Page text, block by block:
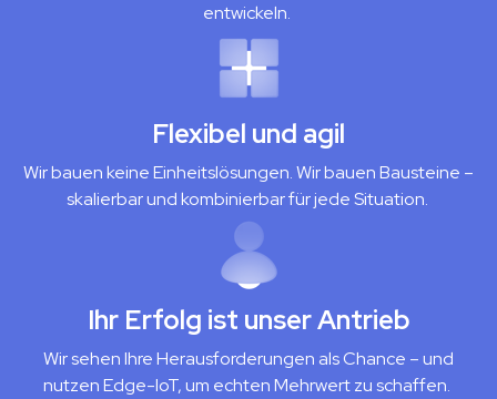
entwickeln.
Flexibel und agil
Wir bauen keine Einheitslösungen. Wir bauen Bausteine –
skalierbar und kombinierbar für jede Situation.
Ihr Erfolg ist unser Antrieb
Wir sehen Ihre Herausforderungen als Chance – und
nutzen Edge-IoT, um echten Mehrwert zu schaffen.